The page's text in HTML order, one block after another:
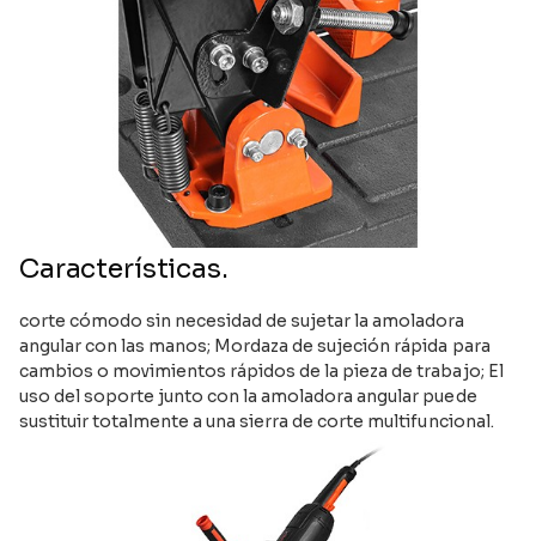
Características.
corte cómodo sin necesidad de sujetar la amoladora
angular con las manos; Mordaza de sujeción rápida para
cambios o movimientos rápidos de la pieza de trabajo; El
uso del soporte junto con la amoladora angular puede
sustituir totalmente a una sierra de corte multifuncional.